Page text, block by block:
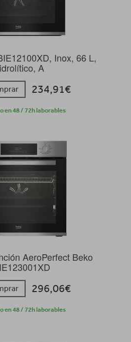
Inox, 66 L,
A
234,91€
en 48 / 72h laborables
AeroPerfect Beko
296,06€
en 48 / 72h laborables